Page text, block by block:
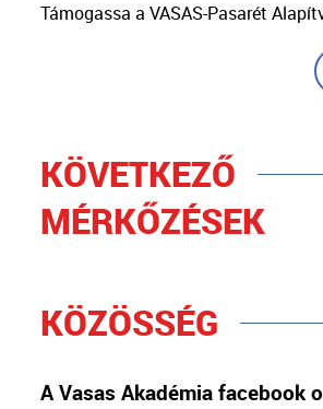
Támogassa a VASAS-Pasarét
KÖVETKEZŐ
MÉRKŐZÉSEK
KÖZÖSSÉG
A Vasas Akadémia facebook